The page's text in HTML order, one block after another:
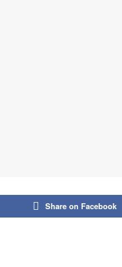
Share on Facebook